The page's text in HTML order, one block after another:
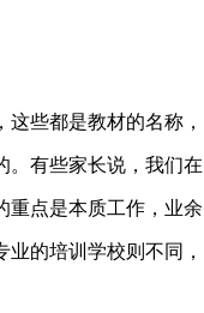
些都是教材的名称，
。有些家长说，我们在
重点是本质工作，业余
的培训学校则不同，